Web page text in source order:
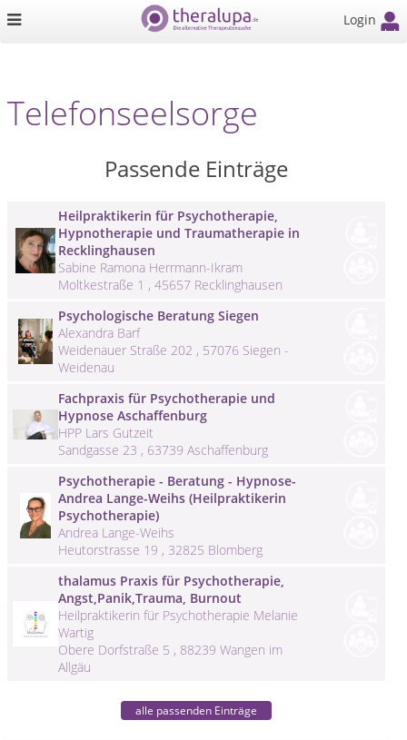
Login
Telefonseelsorge
Passende Einträge
Heilpraktikerin für Psychotherapie,
Hypnotherapie und Traumatherapie in
Recklinghausen
Sabine Ramona Herrmann-Ikram
Moltkestraße 1 , 45657 Recklinghausen
Psychologische Beratung Siegen
Alexandra Barf
Weidenauer Straße 202 , 57076 Siegen -
Weidenau
Fachpraxis für Psychotherapie und
Hypnose Aschaffenburg
HPP Lars Gutzeit
Sandgasse 23 , 63739 Aschaffenburg
Psychotherapie - Beratung - Hypnose-
Andrea Lange-Weihs (Heilpraktikerin
Psychotherapie)
Andrea Lange-Weihs
Heutorstrasse 19 , 32825 Blomberg
thalamus Praxis für Psychotherapie,
Angst,Panik,Trauma, Burnout
Heilpraktikerin für Psychotherapie Melanie
Wartig
Obere Dorfstraße 5 , 88239 Wangen im
Allgäu
alle passenden Einträge